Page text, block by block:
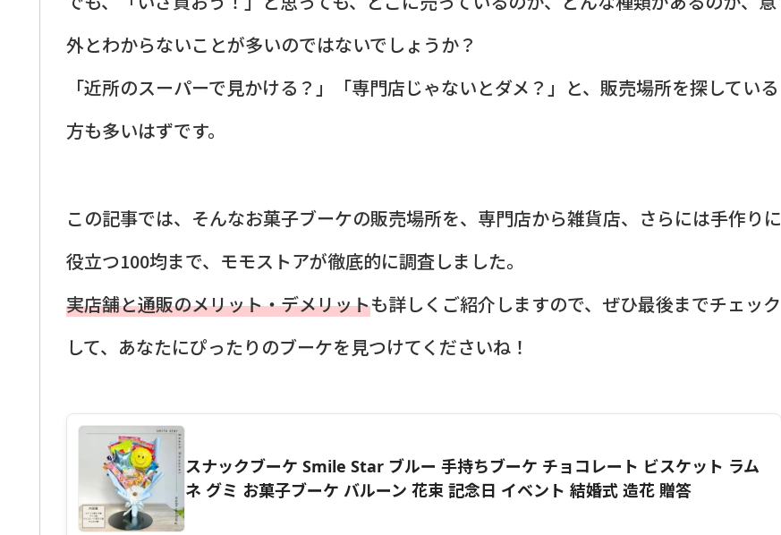
外とわからないことが多いのではないでしょうか？
「近所のスーパーで見かける？」「専門店じゃないとダメ？」と、販売場所を探している
方も多いはずです。
この記事では、そんなお菓子ブーケの販売場所を、専門店から雑貨店、さらには手作りに
役立つ100均まで、モモストアが徹底的に調査しました。
実店舗と通販のメリット・デメリットも詳しくご紹介しますので、ぜひ最後までチェック
して、あなたにぴったりのブーケを見つけてくださいね！
スナックブーケ Smile Star ブルー 手持ちブーケ チョコレート ビスケット ラム
ネ グミ お菓子ブーケ バルーン 花束 記念日 イベント 結婚式 造花 贈答